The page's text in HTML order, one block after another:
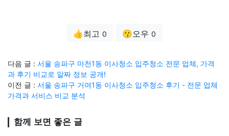
👍최고 0 😗오우 0
다음 글 : 서울 송파구 마천1동 이사청소 입주청소 전문 업체, 가격
과 후기 비교로 알짜 정보 공개!
이전 글 : 서울 송파구 거여1동 이사청소 입주청소 후기 - 전문 업체
가격과 서비스 비교 분석
함께 보면 좋은 글